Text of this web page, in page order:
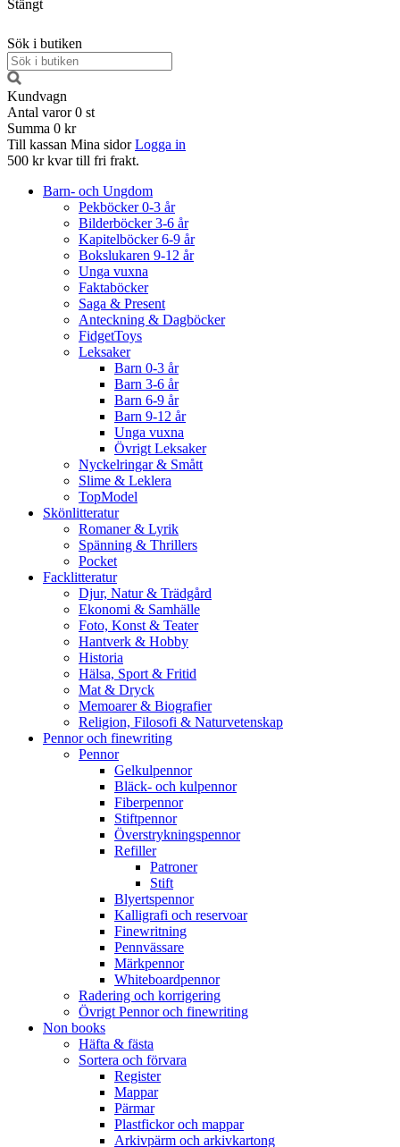
Stängt
Sök i butiken
Kundvagn
Antal varor 0 st
Summa 0 kr
Till kassan Mina sidor Logga in
500 kr kvar till fri frakt.
Barn- och Ungdom
Pekböcker 0-3 år
Bilderböcker 3-6 år
Kapitelböcker 6-9 år
Bokslukaren 9-12 år
Unga vuxna
Faktaböcker
Saga & Present
Anteckning & Dagböcker
FidgetToys
Leksaker
Barn 0-3 år
Barn 3-6 år
Barn 6-9 år
Barn 9-12 år
Unga vuxna
Övrigt Leksaker
Nyckelringar & Smått
Slime & Leklera
TopModel
Skönlitteratur
Romaner & Lyrik
Spänning & Thrillers
Pocket
Facklitteratur
Djur, Natur & Trädgård
Ekonomi & Samhälle
Foto, Konst & Teater
Hantverk & Hobby
Historia
Hälsa, Sport & Fritid
Mat & Dryck
Memoarer & Biografier
Religion, Filosofi & Naturvetenskap
Pennor och finewriting
Pennor
Gelkulpennor
Bläck- och kulpennor
Fiberpennor
Stiftpennor
Överstrykningspennor
Refiller
Patroner
Stift
Blyertspennor
Kalligrafi och reservoar
Finewritning
Pennvässare
Märkpennor
Whiteboardpennor
Radering och korrigering
Övrigt Pennor och finewriting
Non books
Häfta & fästa
Sortera och förvara
Register
Mappar
Pärmar
Plastfickor och mappar
Arkivpärm och arkivkartong